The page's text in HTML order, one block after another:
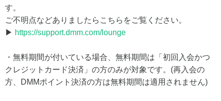
す。
ご不明点などありましたらこちらをご覧ください。
▶ https://support.dmm.com/lounge
・無料期間が付いている場合、無料期間は「初回入会かつ
クレジットカード決済」の方のみが対象です。(再入会の
方、DMMポイント決済の方は無料期間は適用されません)